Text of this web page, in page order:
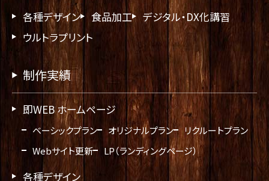
各種デザイン 食品加工
デジタル・DX化講習
ウルトラプリント
制作実績
即WEB ホームページ
ベーシックプラン オリジナルプラン
リクルートプラン
Webサイト更新
LP（ランディングページ）
各種デザイン